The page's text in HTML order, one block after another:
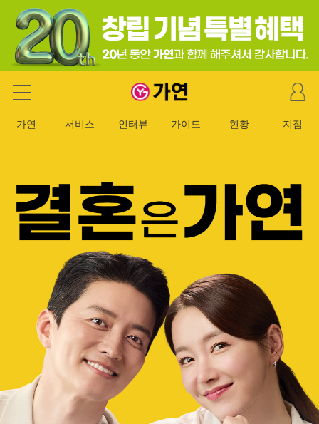
가연 결혼정보회사
마
이
이
가연 서비스 인터뷰 가이드 현황 지점